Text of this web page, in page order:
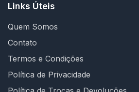
Links Úteis
Quem Somos
Contato
Termos e Condições
Política de Privacidade